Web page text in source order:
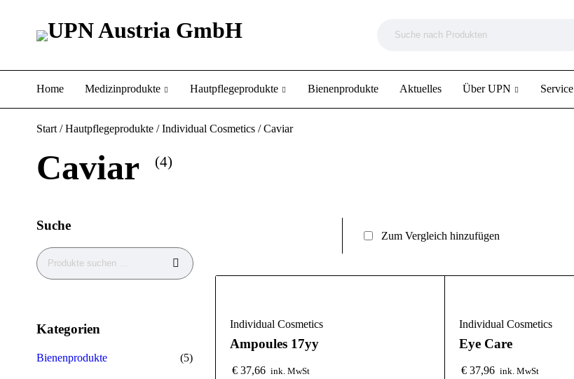
Home Medizinprodukte Hautpflegeprodukte Bienenprodukte Aktuelles Über UPN Service
Start /Hautpflegeprodukte /Individual Cosmetics / Caviar
Caviar (4)
Suche
Kategorien
Bienenprodukte (5)
Zum Vergleich hinzufügen
Individual Cosmetics
Ampoules 17yy
€ 37,66 ink. MwSt
Individual Cosmetics
Eye Care
€ 37,96 ink. MwSt